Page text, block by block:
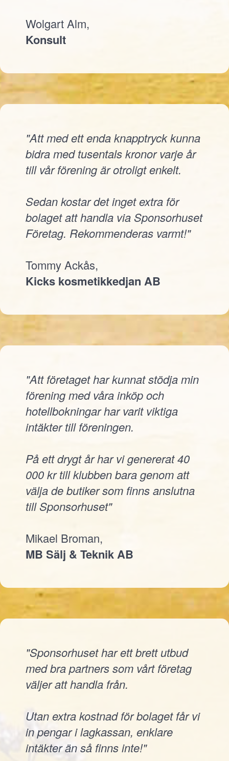
Wolgart Alm,
Konsult
"Att med ett enda knapptryck kunna
bidra med tusentals kronor varje år
till vår förening är otroligt enkelt.
Sedan kostar det inget extra för
bolaget att handla via Sponsorhuset
Företag. Rekommenderas varmt!"
Tommy Ackås,
Kicks kosmetikkedjan AB
"Att företaget har kunnat stödja min
förening med våra inköp och
hotellbokningar har varit viktiga
intäkter till föreningen.
På ett drygt år har vi genererat 40
000 kr till klubben bara genom att
välja de butiker som finns anslutna
till Sponsorhuset"
Mikael Broman,
MB Sälj & Teknik AB
"Sponsorhuset har ett brett utbud
med bra partners som vårt företag
väljer att handla från.
Utan extra kostnad för bolaget får vi
in pengar i lagkassan, enklare
intäkter än så finns inte!"